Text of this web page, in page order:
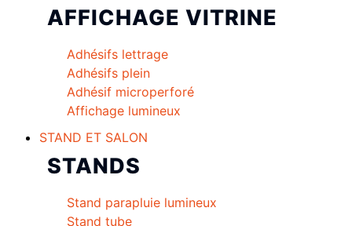
AFFICHAGE VITRINE
Adhésifs lettrage
Adhésifs plein
Adhésif microperforé
Affichage lumineux
STAND ET SALON
STANDS
Stand parapluie lumineux
Stand tube